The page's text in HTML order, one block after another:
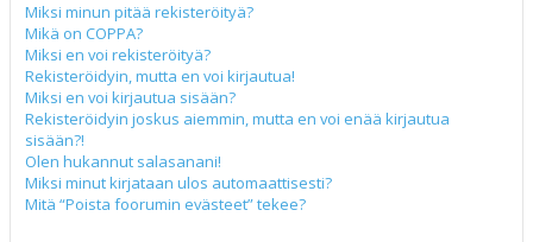
Miksi minun pitää rekisteröityä?
Mikä on COPPA?
Miksi en voi rekisteröityä?
Rekisteröidyin, mutta en voi kirjautua!
Miksi en voi kirjautua sisään?
Rekisteröidyin joskus aiemmin, mutta en voi enää kirjautua
sisään?!
Olen hukannut salasanani!
Miksi minut kirjataan ulos automaattisesti?
Mitä “Poista foorumin evästeet” tekee?